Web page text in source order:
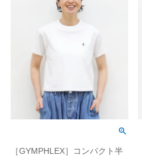
［GYMPHLEX］コンパクト半